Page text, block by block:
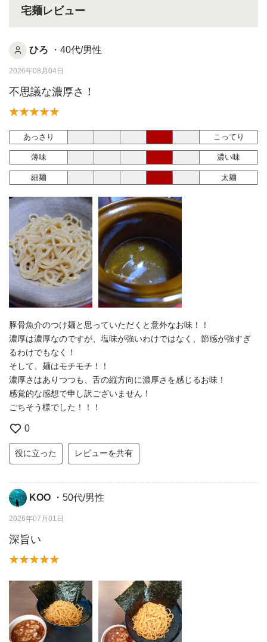
宅麺レビュー
ひろ ・40代/男性
2026年08月04日
不思議な濃厚さ！
あっさり こってり
薄味 濃い味
細麺 太麺
豚骨魚介のつけ麺と思っていただくと意外なお味！！
濃厚は濃厚なのですが、塩味が強いわけではなく、節感が強すぎ
るわけでもなく！
そして、麺はモチモチ！！
濃厚さはありつつも、舌の縦方向に濃厚さを感じるお味！
感覚的な感想で申し訳ございません！
ごちそう様でした！！！
0
役に立った レビューを共有
KOO ・50代/男性
2026年07月01日
深旨い